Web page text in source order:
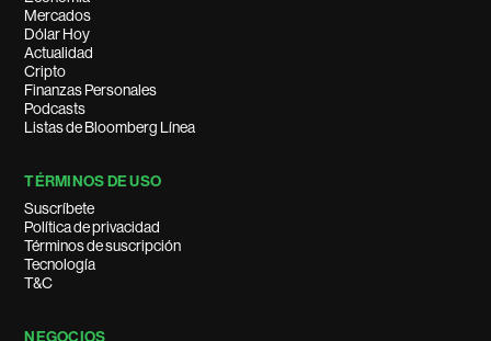
Mercados
Dólar Hoy
Actualidad
Cripto
Finanzas Personales
Podcasts
Listas de Bloomberg Línea
TÉRMINOS DE USO
Suscríbete
Política de privacidad
Términos de suscripción
Tecnología
T&C
NEGOCIOS